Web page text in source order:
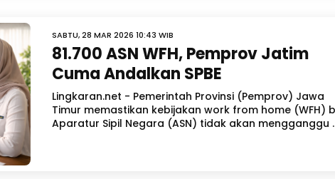
SABTU, 28 MAR 2026 10:43 WIB
81.700 ASN WFH, Pemprov Jatim
Cuma Andalkan SPBE
Lingkaran.net - Pemerintah Provinsi (Pemprov) Jawa
Timur memastikan kebijakan work from home (WFH)
Aparatur Sipil Negara (ASN) tidak akan mengganggu